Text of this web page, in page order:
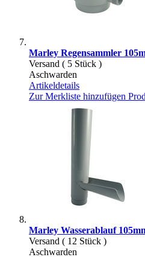
Marley Regensammler
Versand ( 5 Stück )
Aschwarden
Artikeldetails
Zur Merkliste hinzufügen
Marley Wasserablauf
Versand ( 12 Stück )
Aschwarden